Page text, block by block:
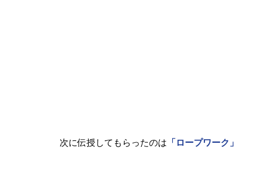
次に伝授してもらったのは 「ロープワーク」